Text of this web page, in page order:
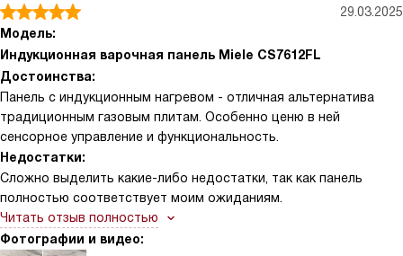
29.03.2025
Модель:
Индукционная варочная панель Miele CS7612FL
Достоинства:
Панель с индукционным нагревом - отличная альтернатива
традиционным газовым плитам. Особенно ценю в ней
сенсорное управление и функциональность.
Недостатки:
Сложно выделить какие-либо недостатки, так как панель
полностью соответствует моим ожиданиям.
Читать отзыв полностью
Фотографии и видео: